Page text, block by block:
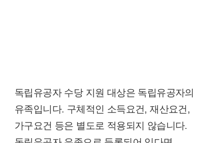
독립유공자 수당 지원 대상은 독립유공자의
유족입니다. 구체적인 소득요건, 재산요건,
가구요건 등은 별도로 적용되지 않습니다.